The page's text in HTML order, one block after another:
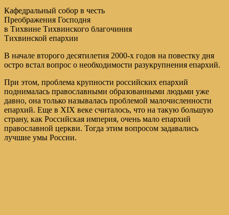
Кафедральный собор в честь
Преображения Господня
в Тихвине Тихвинского благочиния
Тихвинской епархии
В начале второго десятилетия 2000-х годов на повестку дня
остро встал вопрос о необходимости разукрупнения епархий.
При этом, проблема крупности российских епархий
поднималась православными образованными людьми уже
давно, она только называлась проблемой малочисленности
епархий. Еще в XIX веке считалось, что на такую большую
страну, как Российская империя, очень мало епархий
православной церкви. Тогда этим вопросом задавались
лучшие умы России.